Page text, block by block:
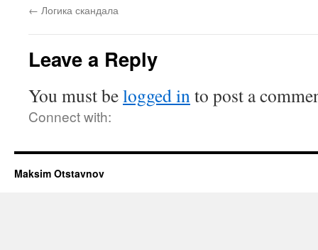
← Логика скандала
Leave a Reply
You must belogged into post a
Connect with:
Maksim Otstavnov